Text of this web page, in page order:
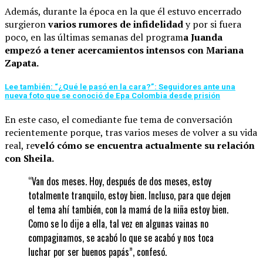
Además, durante la época en la que él estuvo encerrado
surgieronvarios rumores de infidelidady por si fuera
poco, en las últimas semanas del programa Juanda
empezó a tener acercamientos intensos con Mariana
Zapata.
Lee también: “¿Qué le pasó en la cara?”: Seguidores ante una
nueva foto que se conoció de Epa Colombia desde prisión
En este caso, el comediante fue tema de conversación
recientemente porque, tras varios meses de volver a su vida
real, reveló cómo se encuentra actualmente su relación
con Sheila.
“Van dos meses. Hoy, después de dos meses, estoy
totalmente tranquilo, estoy bien. Incluso, para que dejen
el tema ahí también, con la mamá de la niña estoy bien.
Como se lo dije a ella, tal vez en algunas vainas no
compaginamos, se acabó lo que se acabó y nos toca
luchar por ser buenos papás”, confesó.